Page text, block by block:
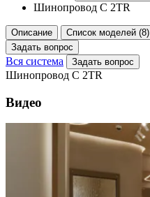
Шинопровод C 2TR
Описание
Список моделей (8)
Задать вопрос
Вся система Задать вопрос
Шинопровод C 2TR
Видео